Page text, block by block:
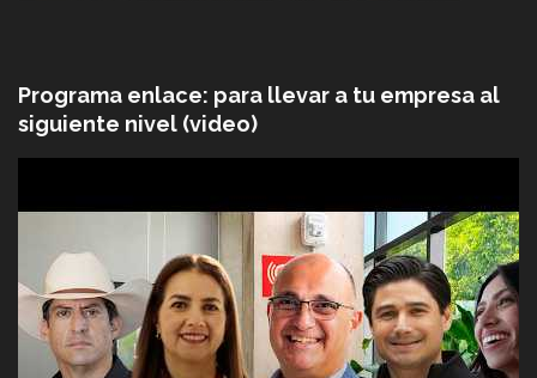
Programa enlace: para llevar a tu empresa al
siguiente nivel (video)